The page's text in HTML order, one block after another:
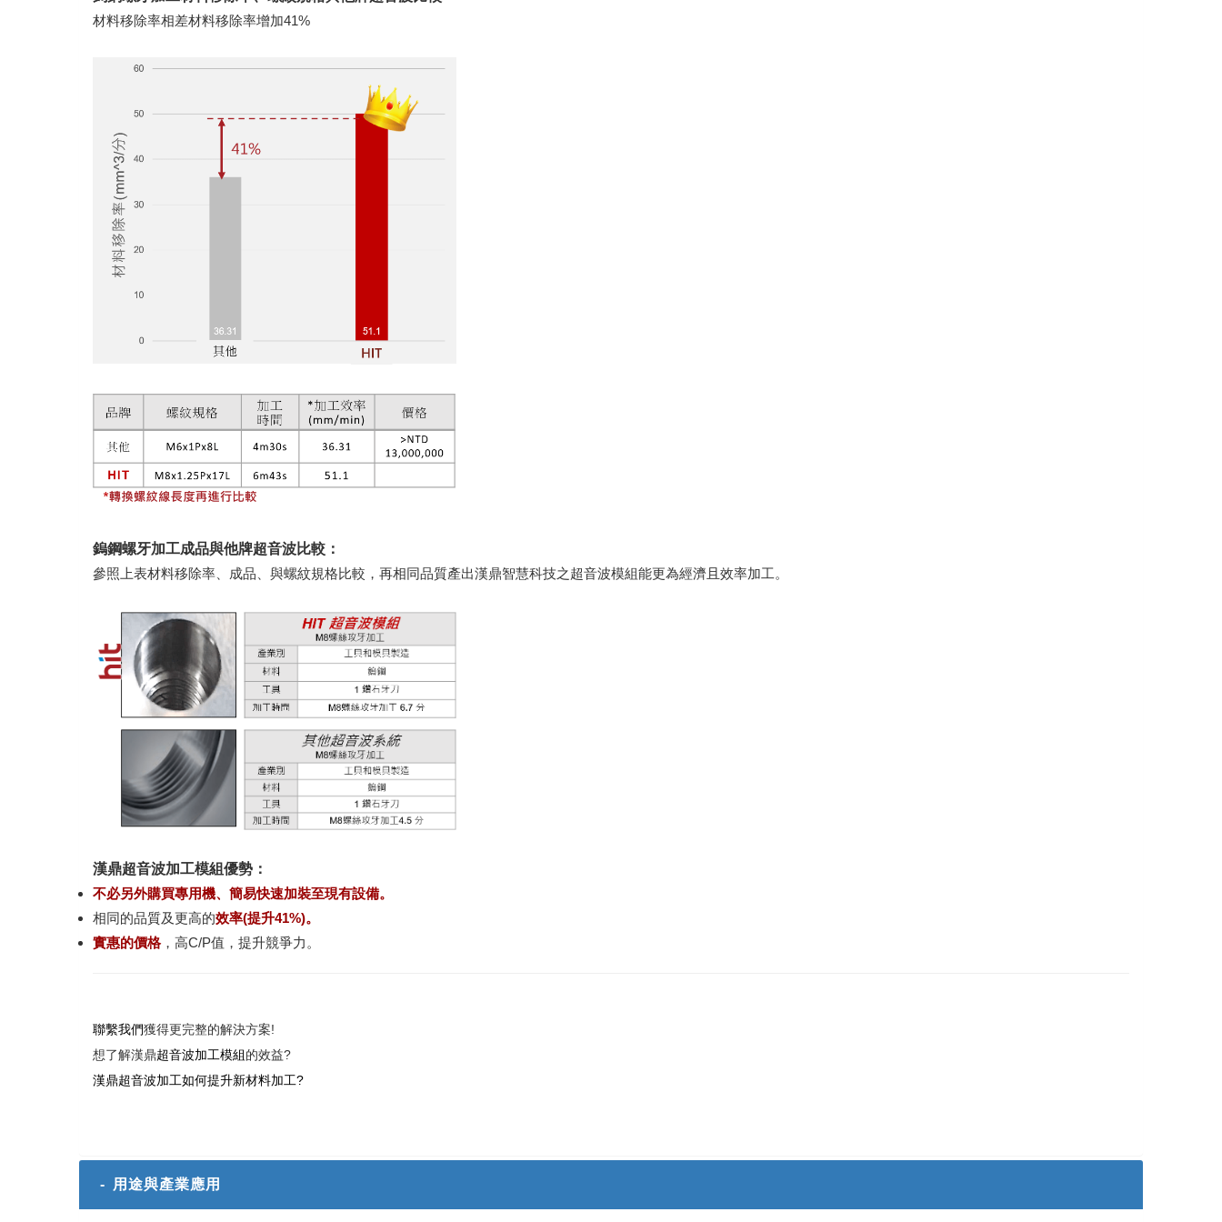
材料移除率相差材料移除率增加41%
鎢鋼螺牙加工成品與他牌超音波比較：
參照上表材料移除率、成品、與螺紋規格比較，再相同品質產出漢鼎智慧科技之超音波模組能更為經濟且效率加工。
漢鼎超音波加工模組優勢：
不必另外購買專用機、簡易快速加裝至現有設備。
相同的品質及更高的效率(提升41%)。
實惠的價格，高C/P值，提升競爭力。
聯繫我們獲得更完整的解決方案!
想了解漢鼎超音波加工模組的效益?
漢鼎超音波加工如何提升新材料加工?
- 用途與產業應用